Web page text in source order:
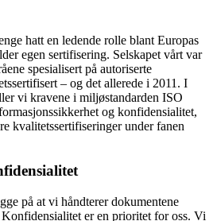
hatt en ledende rolle blant Europas
egen sertifisering. Selskapet vårt var
spesialisert på autoriserte
– og det allerede i 2011. I
vi kravene i miljøstandarden ISO
og konfidensialitet,
kvalitetssertifiseringer under fanen
på at vi håndterer dokumentene
Konfidensialitet er en prioritet for oss. Vi